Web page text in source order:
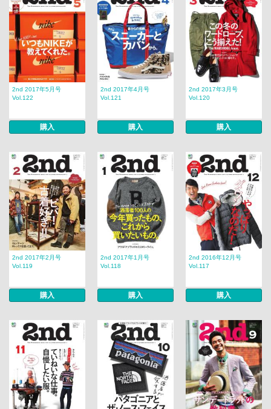
2nd 2017年5月号
Vol.122
購入
2nd 2017年4月号
Vol.121
購入
2nd 2017年3月号
Vol.120
購入
2nd 2017年2月号
Vol.119
購入
2nd 2017年1月号
Vol.118
購入
2nd 2016年12月号
Vol.117
購入